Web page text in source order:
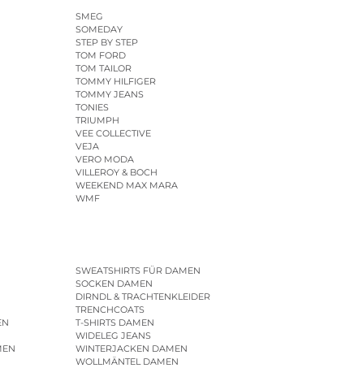
SMEG
SOMEDAY
STEP BY STEP
TOM FORD
TOM TAILOR
TOMMY HILFIGER
TOMMY JEANS
TONIES
TRIUMPH
VEE COLLECTIVE
VEJA
VERO MODA
VILLEROY & BOCH
WEEKEND MAX MARA
WMF
SWEATSHIRTS FÜR DAMEN
SOCKEN DAMEN
DIRNDL & TRACHTENKLEIDER
TRENCHCOATS
T-SHIRTS DAMEN
WIDELEG JEANS
WINTERJACKEN DAMEN
WOLLMÄNTEL DAMEN